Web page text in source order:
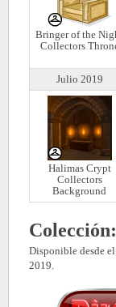
Bringer of the
Collectors
Julio 2019
Halimas Crypt
Collectors
Background
Disponible desde
2019.